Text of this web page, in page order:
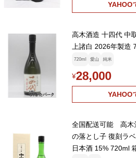
YAHOO
高木酒造 十四代 中
上諸白 2026年製造
720ml 愛山 純米
¥28,000
YAHOO
全国配送可能 高木
の落とし子 復刻ラ
日本酒 15%